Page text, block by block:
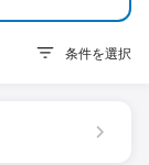
条件を選択